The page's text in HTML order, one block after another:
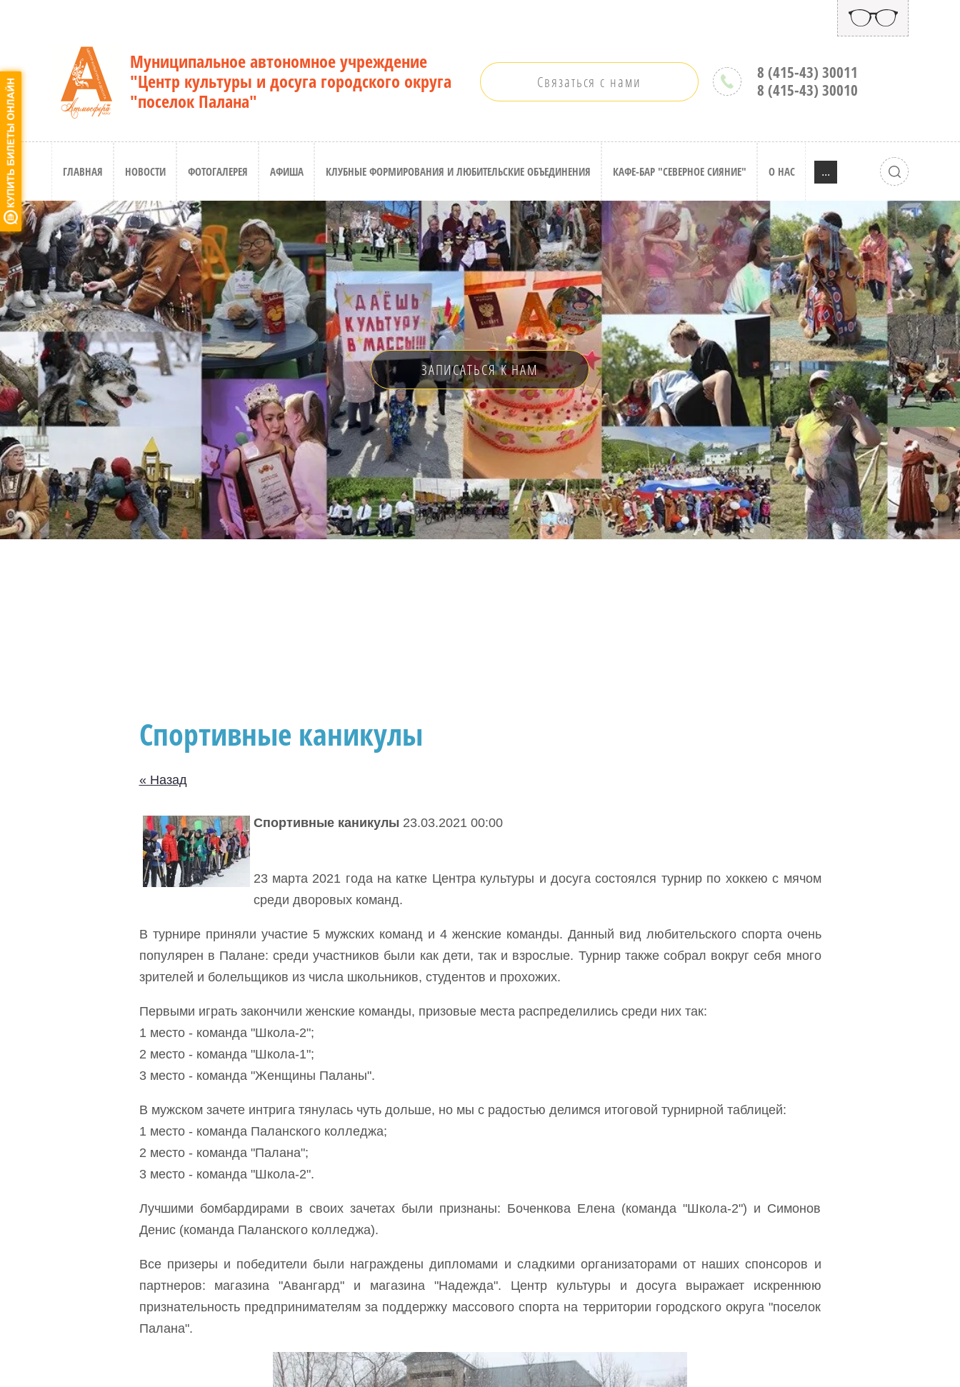
Муниципальное автономное учреждение
"Центр культуры и досуга городского округа
"поселок Палана"
Связаться с нами
8 (415-43) 30011
8 (415-43) 30010
ГЛАВНАЯ НОВОСТИ ФОТОГАЛЕРЕЯ АФИША КЛУБНЫЕ ФОРМИРОВАНИЯ И ЛЮБИТЕЛЬСКИЕ ОБЪЕДИНЕНИЯ КАФЕ-БАР "СЕВЕРНОЕ СИЯНИЕ" О НАС ...
ЗАПИСАТЬСЯ К НАМ
Спортивные каникулы
« Назад
Спортивные каникулы 23.03.2021 00:00
23 марта 2021 года на катке Центра культуры и досуга состоялся турнир по хоккею с мячом
среди дворовых команд.
В турнире приняли участие 5 мужских команд и 4 женские команды. Данный вид любительского спорта очень
популярен в Палане: среди участников были как дети, так и взрослые. Турнир также собрал вокруг себя много
зрителей и болельщиков из числа школьников, студентов и прохожих.
Первыми играть закончили женские команды, призовые места распределились среди них так:
1 место - команда "Школа-2";
2 место - команда "Школа-1";
3 место - команда "Женщины Паланы".
В мужском зачете интрига тянулась чуть дольше, но мы с радостью делимся итоговой турнирной таблицей:
1 место - команда Паланского колледжа;
2 место - команда "Палана";
3 место - команда "Школа-2".
Лучшими бомбардирами в своих зачетах были признаны: Боченкова Елена (команда "Школа-2") и Симонов
Денис (команда Паланского колледжа).
Все призеры и победители были награждены дипломами и сладкими организаторами от наших спонсоров и
партнеров: магазина "Авангард" и магазина "Надежда". Центр культуры и досуга выражает искреннюю
признательность предпринимателям за поддержку массового спорта на территории городского округа "поселок
Палана".